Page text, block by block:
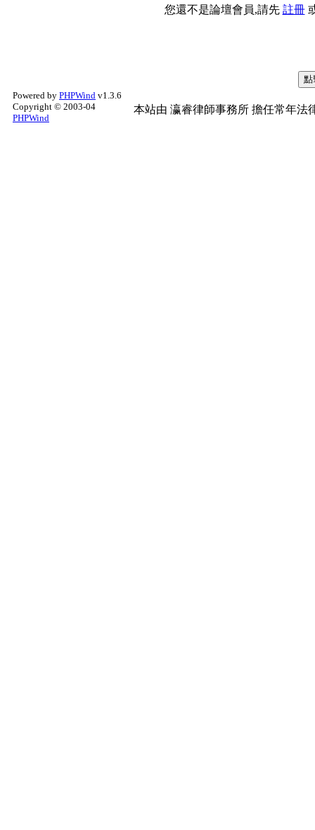
您還不是論壇會員,請先 註冊
Powered by PHPWind v1.3.6
Copyright © 2003-04
PHPWind
本站由 瀛睿律師事務所 擔任常年法